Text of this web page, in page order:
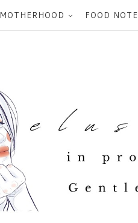
MOTHERHOOD FOOD